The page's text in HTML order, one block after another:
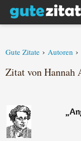
Gute Zitate › Autoren ›
Zitat von Hannah
„